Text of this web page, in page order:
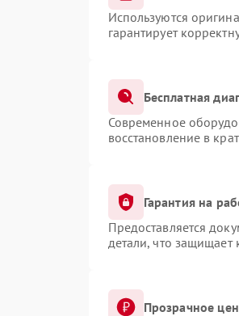
Используются
гарантирует
Бесплатная
Современное
восстановление в
Гарантия на
Предоставляется
детали, что защищает
Прозрачное